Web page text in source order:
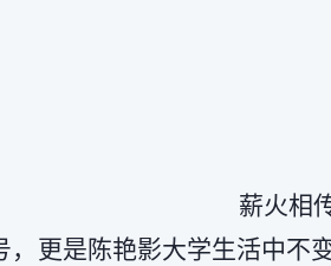
薪火相
，更是陈艳影大学生活中